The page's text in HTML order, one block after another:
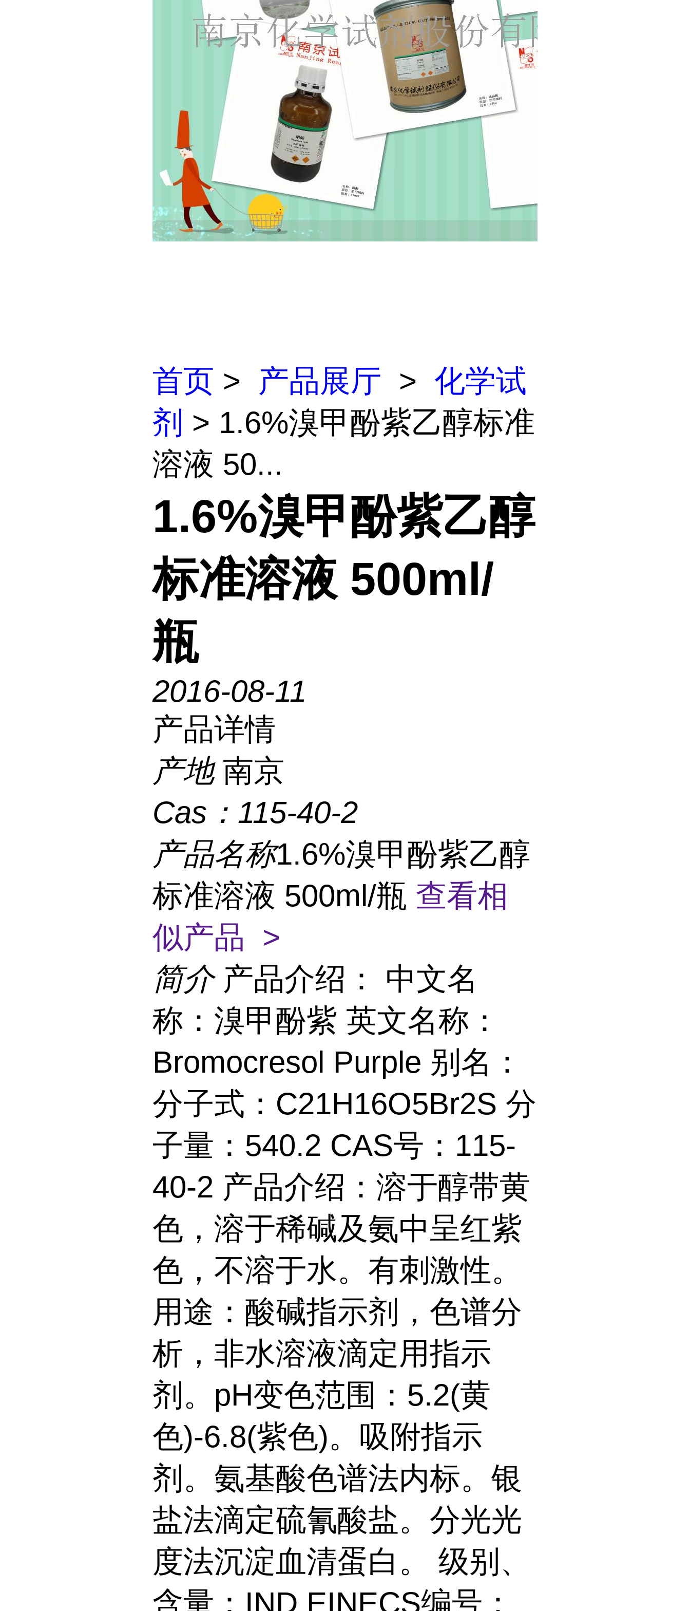
首页 > 产品展厅 > 化学试
剂 > 1.6%溴甲酚紫乙醇标准
溶液 50...
1.6%溴甲酚紫乙醇
标准溶液 500ml/
瓶
2016-08-11
产品详情
产地 南京
Cas： 115-40-2
产品名称1.6%溴甲酚紫乙醇
标准溶液 500ml/瓶 查看相
似产品 >
简介 产品介绍： 中文名
称：溴甲酚紫 英文名称：
Bromocresol Purple 别名：
分子式：C21H16O5Br2S 分
子量：540.2 CAS号：115-
40-2 产品介绍：溶于醇带黄
色，溶于稀碱及氨中呈红紫
色，不溶于水。有刺激性。
用途：酸碱指示剂，色谱分
析，非水溶液滴定用指示
剂。pH变色范围：5.2(黄
色)-6.8(紫色)。吸附指示
剂。氨基酸色谱法内标。银
盐法滴定硫氰酸盐。分光光
度法沉淀血清蛋白。 级别、
含量：IND EINECS编号：